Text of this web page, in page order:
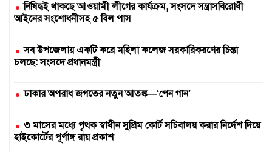
নিষিদ্ধই থাকছে আওয়ামী লীগের কার্যক্রম, সংসদে সন্ত্রাসবিরোধী
আইনের সংশোধনীসহ ৫ বিল পাস
সব উপজেলায় একটি করে মহিলা কলেজ সরকারিকরণের চিন্তা
চলছে: সংসদে প্রধানমন্ত্রী
ঢাকার অপরাধ জগতের নতুন আতঙ্ক—‘পেন গান’
৩ মাসের মধ্যে পৃথক স্বাধীন সুপ্রিম কোর্ট সচিবালয় করার নির্দেশ দিয়ে
হাইকোর্টের পূর্ণাঙ্গ রায় প্রকাশ